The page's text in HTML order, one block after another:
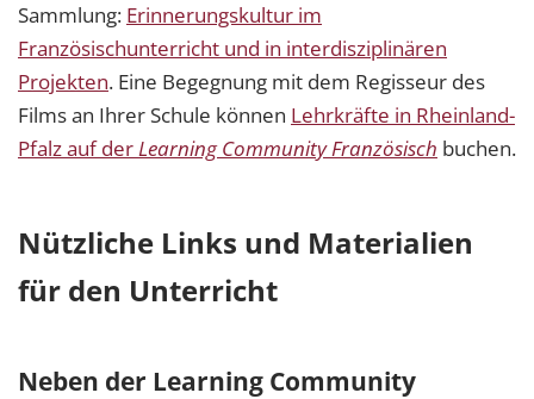
Sammlung: Erinnerungskultur im
Französischunterricht und in interdisziplinären
Projekten. Eine Begegnung mit dem Regisseur des
Films an Ihrer Schule können Lehrkräfte in Rheinland-
Pfalz auf derLearning Community Französisch buchen.
Nützliche Links und Materialien
für den Unterricht
Neben der Learning Community